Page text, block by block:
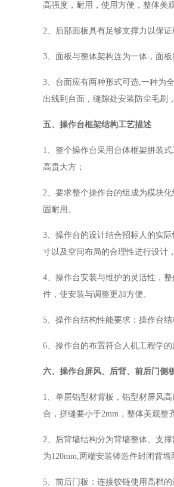
高强度，耐用，使用方便，整体美
2、 后部面板具有足够支撑力以保证
3、 面板与整体架构连为一体，面板
3、 台面应有两种形式可选,一种为
出线到台面，缝隙处安装防尘毛刷
五、操作台框架结构工艺描述
1、 整个操作台采用台体框架拼装
高贵大方；
2、要求整个操作台的组成为模块
固耐用。
3、 操作台的设计结合招标人 的实
寸以及空间布局的合理性进行设计
4、 操作台安装与维护的灵活性，
件，使安装与调整更加方便。
5、 操作台结构性能要求：操作台
6、 操作台的布置符合人机工程学
六、操作台屏风、后背、前后门侧
1、单层铝型材背板， 铝型材屏风高
合，拼缝要小于2mm ，整体美观整
2、 后背墙结构分为背墙整体、支
为120mm,两端安装铸造件封闭背墙
5、 前后门板：连接铰链使用高档